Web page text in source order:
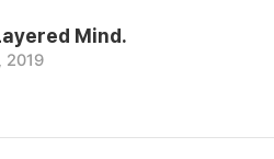
Mind.
2019